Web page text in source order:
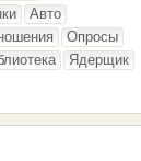
Авто
Опросы
Ядерщик